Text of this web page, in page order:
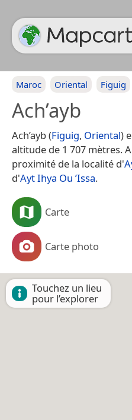
Maroc Oriental Figuig
Ach’ayb
Ach’ayb (Figuig, Oriental)
altitude de 1 707 mètres.
proximité de la localité d'
d'Ayt Ihya Ou ’Issa.
Carte
Carte photo
Touchez un lieu
pour l’explorer